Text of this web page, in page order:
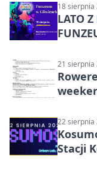
18 sierpnia
LATO
21 sierpnia
22 sierpnia
Stacji